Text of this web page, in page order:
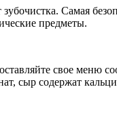
Самая
предметы.
свое меню
сыр содержат